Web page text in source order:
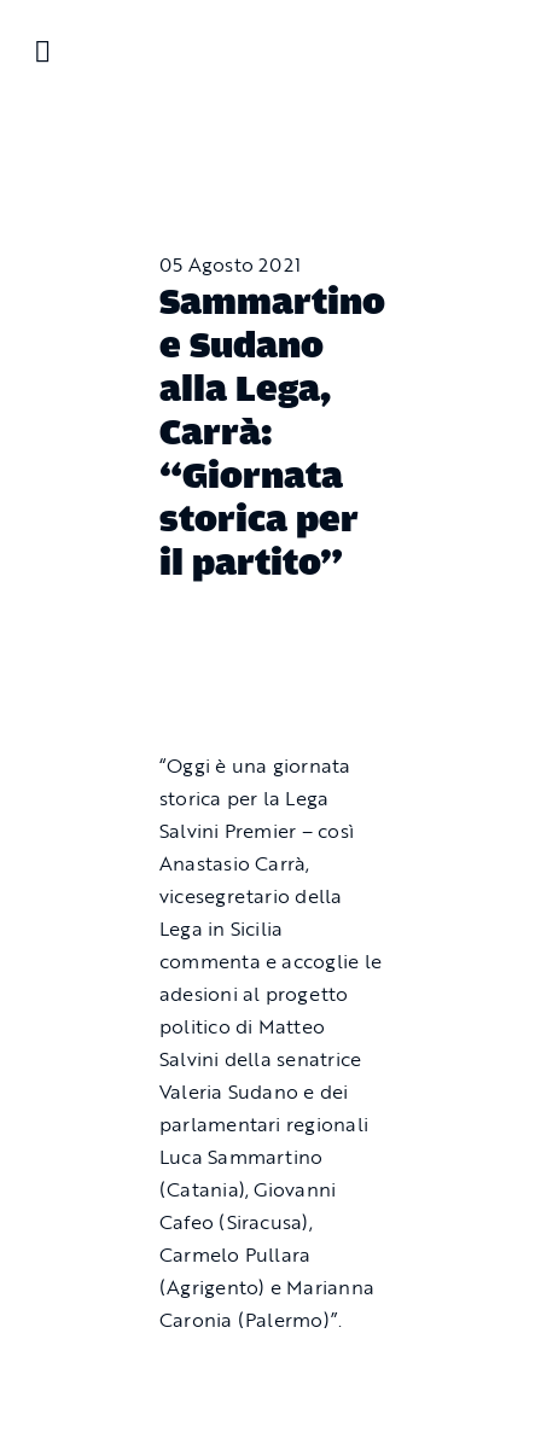
05 Agosto 2021
Sammartino
e Sudano
alla Lega,
Carrà:
“Giornata
storica per
il partito”
“Oggi è una giornata
storica per la Lega
Salvini Premier – così
Anastasio Carrà,
vicesegretario della
Lega in Sicilia
commenta e accoglie le
adesioni al progetto
politico di Matteo
Salvini della senatrice
Valeria Sudano e dei
parlamentari regionali
Luca Sammartino
(Catania), Giovanni
Cafeo (Siracusa),
Carmelo Pullara
(Agrigento) e Marianna
Caronia (Palermo)”.